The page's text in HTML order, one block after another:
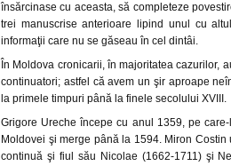
însărcinase cu aceasta, să completeze
trei manuscrise anterioare lipind unul cu
informaţii care nu se găseau în cel dintâi.
În Moldova cronicarii, în majoritatea cazurilor,
continuatori; astfel că avem un şir aproape
la primele timpuri până la finele secolului XVIII.
Grigore Ureche începe cu anul 1359, pe
Moldovei şi merge până la 1594. Miron
continuă şi fiul său Nicolae (1662-1711) şi